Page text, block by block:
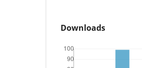
Downloads